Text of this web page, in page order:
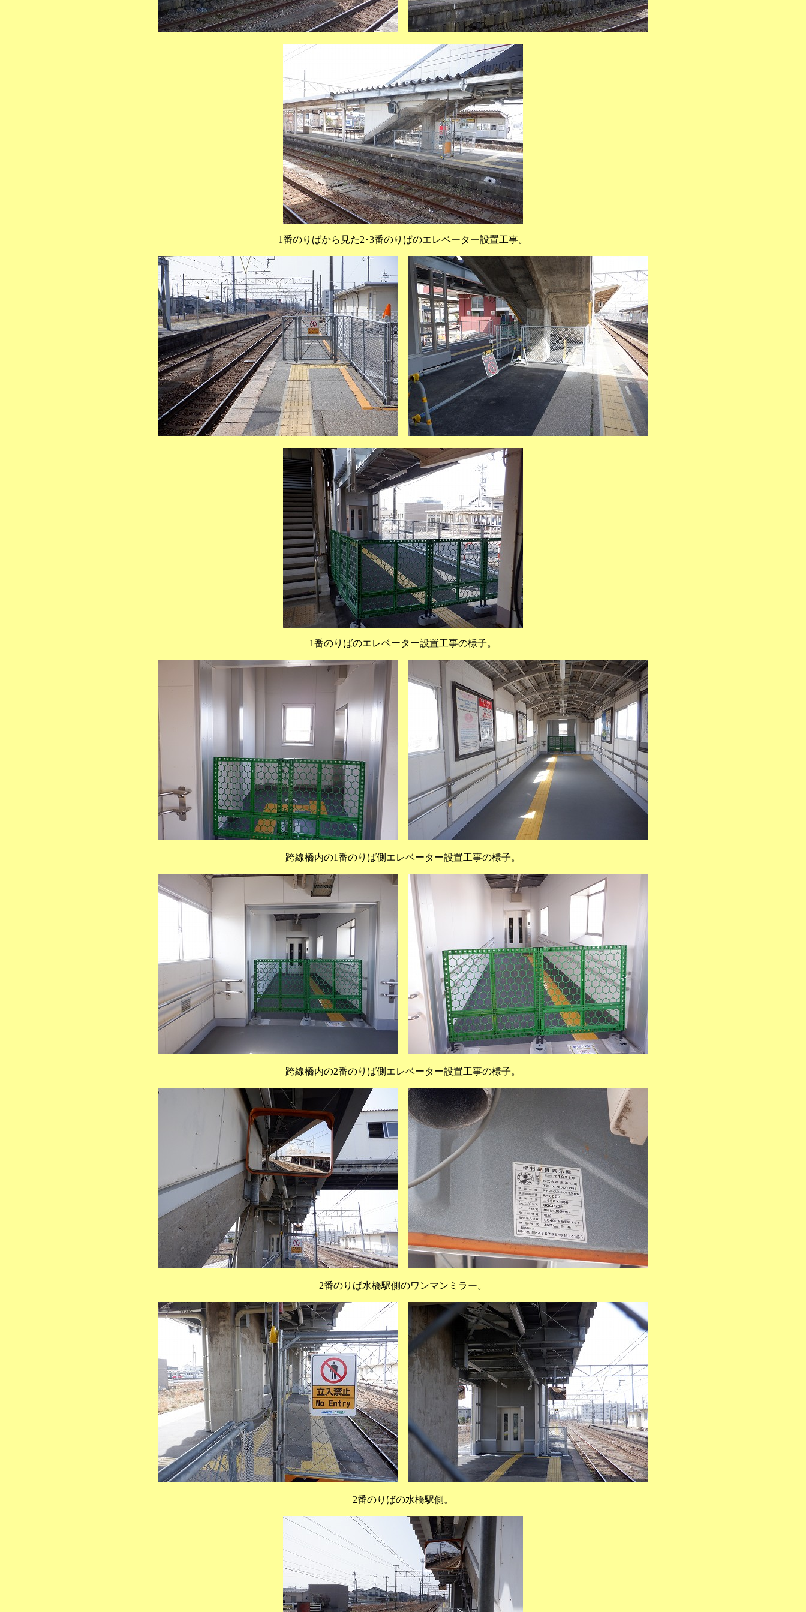
1番のりばから見た2･3番のりばのエレベーター設置工事。
1番のりばのエレベーター設置工事の様子。
跨線橋内の1番のりば側エレベーター設置工事の様子。
跨線橋内の2番のりば側エレベーター設置工事の様子。
2番のりば水橋駅側のワンマンミラー。
2番のりばの水橋駅側。